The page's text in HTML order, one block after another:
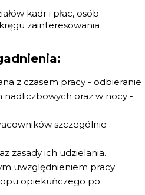
kadr i płac, osób
zainteresowania
z czasem pracy - odbieranie
oraz w nocy -
szczególnie
zasady ich udzielania.
uwzględnieniem pracy
opiekuńczego po